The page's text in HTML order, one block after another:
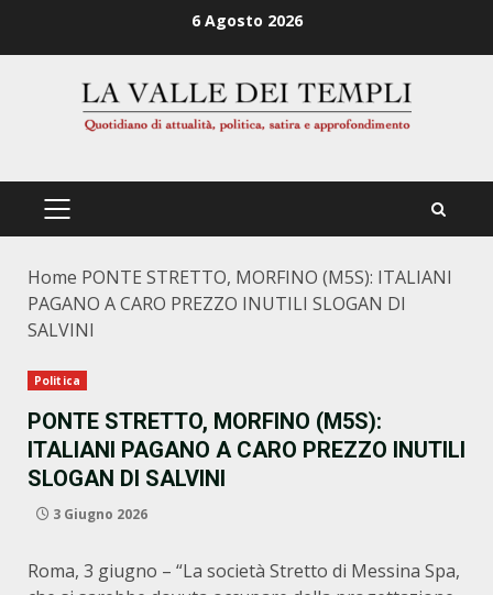
6 Agosto 2026
PRIMÄRES
Home PONTE STRETTO, MORFINO (M5S): ITALIANI
PAGANO A CARO PREZZO INUTILI SLOGAN DI
SALVINI
Politica
PONTE STRETTO, MORFINO (M5S):
ITALIANI PAGANO A CARO PREZZO INUTILI
SLOGAN DI SALVINI
3 Giugno 2026
Roma, 3 giugno – “La società Stretto di Messina Spa,